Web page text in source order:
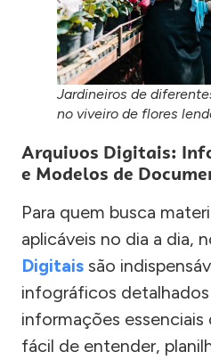
Jardineiros de
no viveiro de flores
Arquivos Digitais:
e Modelos de
Para quem busca
aplicáveis no dia a dia,
Digitais são
infográficos
informações essenciais
fácil de entender,